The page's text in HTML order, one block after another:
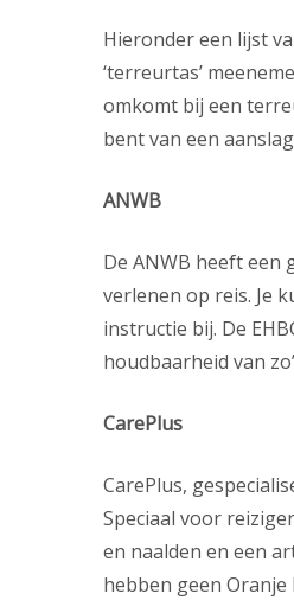
Hieronder een lijst
‘terreurtas’
omkomt bij een
bent van een
ANWB
De ANWB heeft een
verlenen op reis. Je
instructie bij. De
houdbaarheid van
CarePlus
CarePlus,
Speciaal voor
en naalden en een
hebben geen